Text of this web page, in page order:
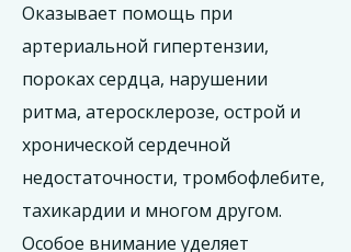
Оказывает помощь при
артериальной гипертензии,
пороках сердца, нарушении
ритма, атеросклерозе, острой и
хронической сердечной
недостаточности, тромбофлебите,
тахикардии и многом другом.
Особое внимание уделяет